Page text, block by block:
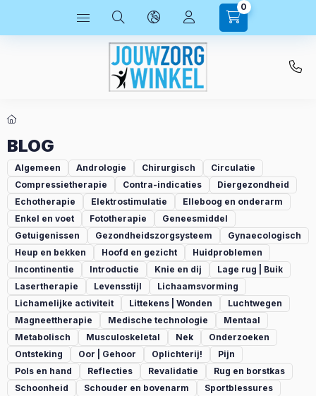
0
BLOG
Algemeen Andrologie Chirurgisch
Circulatie
Compressietherapie
Contra-indicaties
Diergezondheid
Echotherapie
Elektrostimulatie
Elleboog en onderarm
Enkel en voet
Fototherapie
Geneesmiddel
Getuigenissen
Gezondheidszorgsysteem
Gynaecologisch
Heup en bekken
Hoofd en gezicht
Huidproblemen
Incontinentie
Introductie Knie en dij
Lage rug | Buik
Lasertherapie
Levensstijl
Lichaamsvorming
Lichamelijke activiteit
Littekens | Wonden
Luchtwegen
Magneettherapie
Medische technologie
Mentaal
Metabolisch
Musculoskeletal Nek
Onderzoeken
Ontsteking
Oor | Gehoor Oplichterij!
Pijn
Pols en hand
Reflecties Revalidatie
Rug en borstkas
Schoonheid
Schouder en bovenarm
Sportblessures